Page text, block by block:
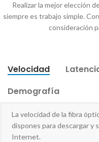
Realizar la mejor elección
siempre es trabajo simple.
consideración
Velocidad
Demografía
La velocidad de la fibra
dispones para descargar y
Internet.